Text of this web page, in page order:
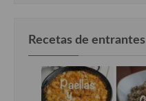
Recetas de entrantes